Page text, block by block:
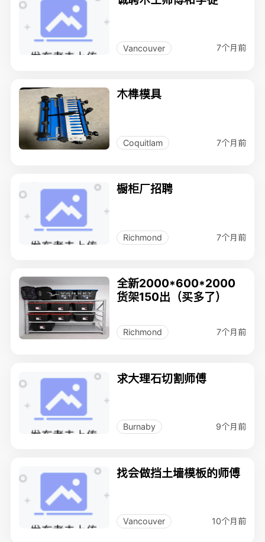
Vancouver 7个月前
木榫模具
Coquitlam 7个月前
橱柜厂招聘
Richmond 7个月前
全新2000*600*2000
货架150出（买多了）
Richmond 7个月前
求大理石切割师傅
Burnaby 9个月前
找会做挡土墙模板的师傅
Vancouver 10个月前